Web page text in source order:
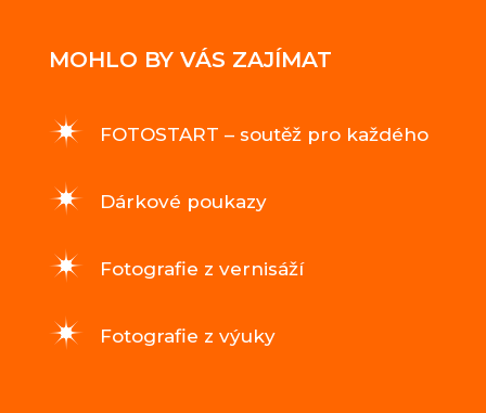
MOHLO BY VÁS ZAJÍMAT
FOTOSTART – soutěž pro každého
Dárkové poukazy
Fotografie z vernisáží
Fotografie z výuky